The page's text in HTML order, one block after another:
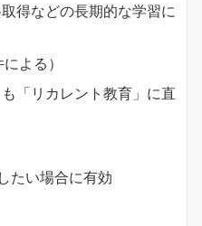
得などの長期的な学習に
よる）
「リカレント教育」に直
たい場合に有効